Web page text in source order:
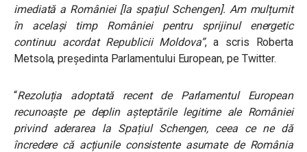
imediată a României [la spațiul Schengen]. Am mulțumit
în același timp României pentru sprijinul energetic
continuu acordat Republicii Moldova”, a scris Roberta
Metsola, președinta Parlamentului European, pe Twitter.
“Rezoluția adoptată recent de Parlamentul European
recunoaște pe deplin așteptările legitime ale României
privind aderarea la Spațiul Schengen, ceea ce ne dă
încredere că acțiunile consistente asumate de România